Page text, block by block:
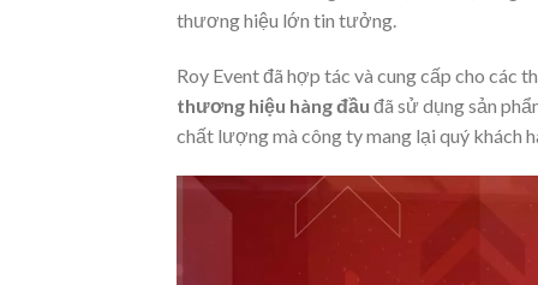
thương hiệu lớn tin tưởng.
Roy Event đã hợp tác và cung cấp cho các
thương hiệu hàng đầu đã sử dụng sản
chất lượng mà công ty mang lại quý khách